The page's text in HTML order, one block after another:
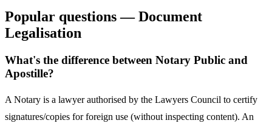
Popular questions — Document
Legalisation
What's the difference between Notary Public and
Apostille?
A Notary is a lawyer authorised by the Lawyers Council to certify
signatures/copies for foreign use (without inspecting content). An